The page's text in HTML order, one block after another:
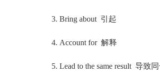
3. Bring about 引起
4. Account for 解释
5. Lead to the same result 导致